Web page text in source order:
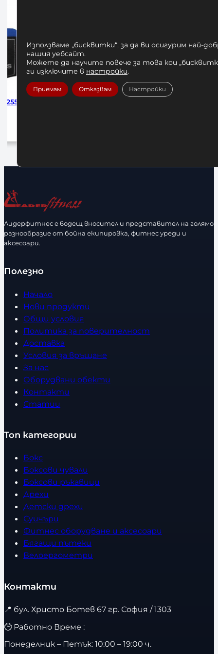
Лидерфитнес е водещ вносител и представител на голямо
разнообразие от бойна екипировка, фитнес уреди и
аксесоари.
Полезно
Начало
Нови продукти
Общи условия
Политика за поверителност
Доставка
Условия за връщане
За нас
Оборудвани обекти
Контакти
Статии
Топ категории
Бокс
Боксови чували
Боксови ръкавици
Дрехи
Детски дрехи
Суичъри
Фитнес оборудване и аксесоари
Бягащи пътеки
Велоергометри
Контакти
📍 бул. Христо Ботев 67 гр. София / 1303
🕒 Работно Време :
Понеделник – Петък: 10:00 – 19:00 ч.
Използваме „бисквитки“, за да ви осигурим най-
нашия уебсайт.
Можете да научите повече за това кои
ги изключите в настройки.
Приемам Отказвам Настройки